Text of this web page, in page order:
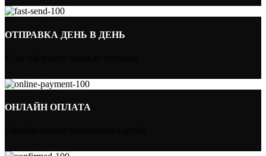
ОТПРАВКА ДЕНЬ В ДЕНЬ
ОНЛАЙН ОПЛАТА